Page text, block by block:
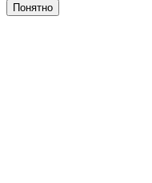
Понятно